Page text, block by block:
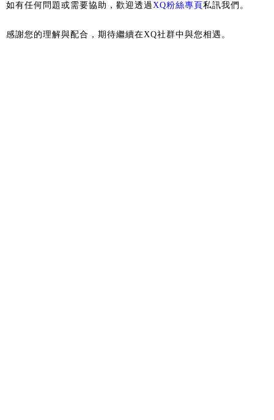
如有任何問題或需要協助，歡迎透過XQ粉絲專頁 私訊我們。
感謝您的理解與配合，期待繼續在XQ社群中與您相遇。